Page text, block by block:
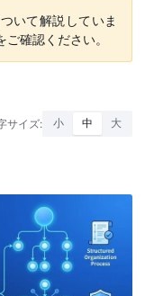
いて解説していま
確認ください。
サイズ: 小 中 大